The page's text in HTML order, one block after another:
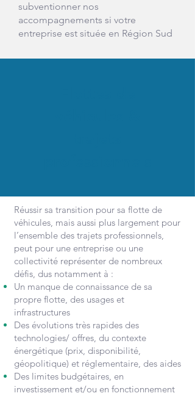
subventionner nos
accompagnements si votre
entreprise est située en Région Sud
Réussir sa transition pour sa flotte de
véhicules, mais aussi plus largement pour
l’ensemble des trajets professionnels,
peut pour une entreprise ou une
collectivité représenter de nombreux
défis, dus notamment à :
Un manque de connaissance de sa
propre flotte, des usages et
infrastructures
Des évolutions très rapides des
technologies/ offres, du contexte
énergétique (prix, disponibilité,
géopolitique) et réglementaire, des aides
Des limites budgétaires, en
investissement et/ou en fonctionnement